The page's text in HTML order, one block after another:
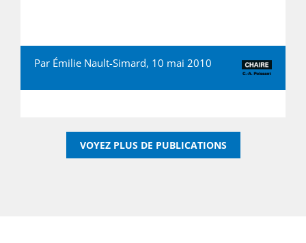
Par Émilie Nault-Simard, 10 mai 2010
VOYEZ PLUS DE PUBLICATIONS